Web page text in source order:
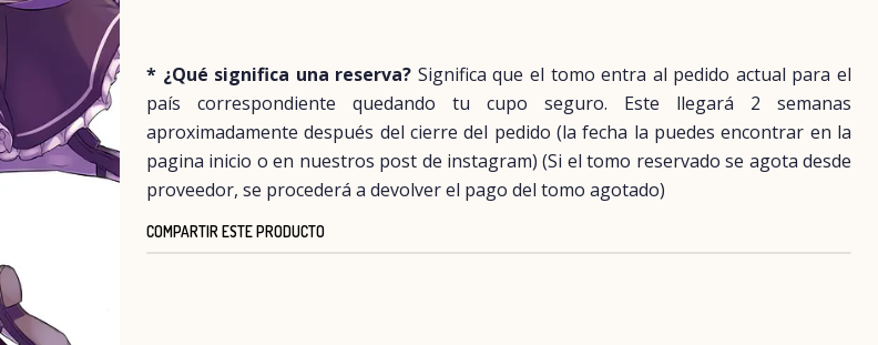
* ¿Qué significa una reserva? Significa que el tomo entra al pedido actual para el
país correspondiente quedando tu cupo seguro. Este llegará 2 semanas
aproximadamente después del cierre del pedido (la fecha la puedes encontrar en la
pagina inicio o en nuestros post de instagram) (Si el tomo reservado se agota desde
proveedor, se procederá a devolver el pago del tomo agotado)
COMPARTIR ESTE PRODUCTO